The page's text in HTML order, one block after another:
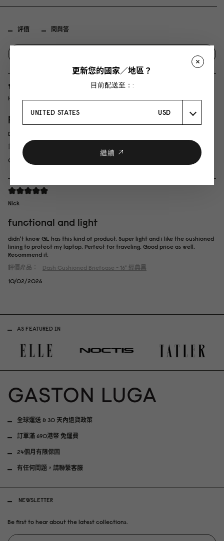
評價 問與答
Helena S
prisvärt och funktionellt
Det här var precis vad jag letade efter.
評價產品：
09/06/2026
Nick
functional and light
didn't know GL has this kind of product. Super light and i like the cushioned
lining to protect my laptop. Perfect for traveling. Good price as well.
Recommend it.
評價產品：
Däsh Cushioned Briefcase - 16" 經典黑
10/02/2026
AS FEATURED IN
全球運送 & 30 天內退貨政策
訂單滿 690港幣 免運費
24個月有限保固
有任何問題，請聯繫客服
NEWSLETTER
Be first to hear about the latest collections.
更新您的國家／地區？
目前配送至：:
UNITED STATES USD
繼續